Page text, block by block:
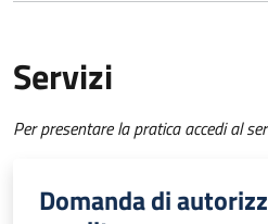
Servizi
Per presentare la pratica accedi al
Domanda di